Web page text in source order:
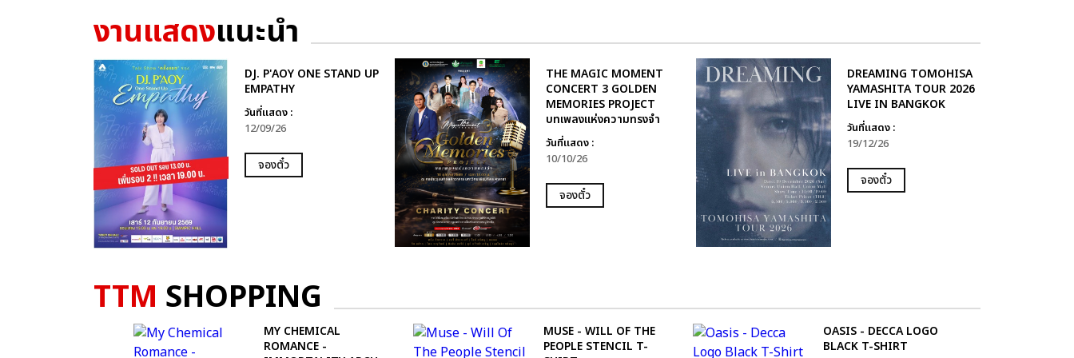
งานแสดงแนะนำ
DJ. P'AOY ONE STAND UP
EMPATHY
วันที่แสดง :
12/09/26
จองตั๋ว
THE MAGIC MOMENT
CONCERT 3 GOLDEN
MEMORIES PROJECT
บทเพลงแห่งความทรงจำ
วันที่แสดง :
10/10/26
จองตั๋ว
DREAMING TOMOHISA
YAMASHITA TOUR 2026
LIVE IN BANGKOK
วันที่แสดง :
19/12/26
จองตั๋ว
TTM SHOPPING
MY CHEMICAL
ROMANCE -
MUSE - WILL OF THE
PEOPLE STENCIL T-
OASIS - DECCA LOGO
BLACK T-SHIRT